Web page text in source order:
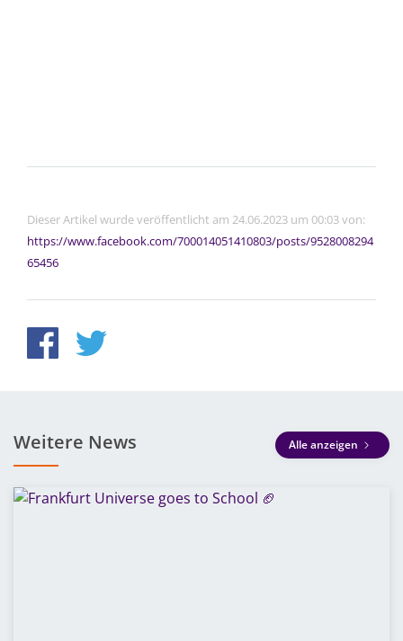
Dieser Artikel wurde veröffentlicht am 24.06.2023 um 00:03 von:
https://www.facebook.com/700014051410803/posts/9528008294
65456
Weitere News Alle anzeigen